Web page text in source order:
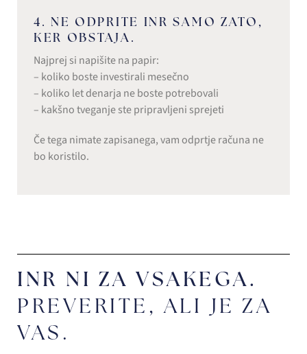
4. NE ODPRITE INR SAMO ZATO,
KER OBSTAJA.
Najprej si napišite na papir:
– koliko boste investirali mesečno
– koliko let denarja ne boste potrebovali
– kakšno tveganje ste pripravljeni sprejeti
Če tega nimate zapisanega, vam odprtje računa ne
bo koristilo.
INR NI ZA VSAKEGA.
PREVERITE, ALI JE ZA
VAS.